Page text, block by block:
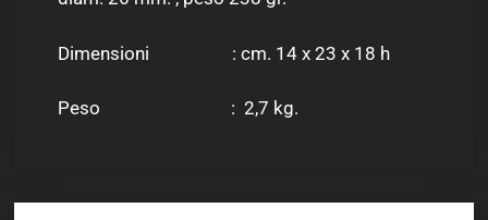
Dimensioni : cm. 14 x 23 x 18 h
Peso : 2,7 kg.